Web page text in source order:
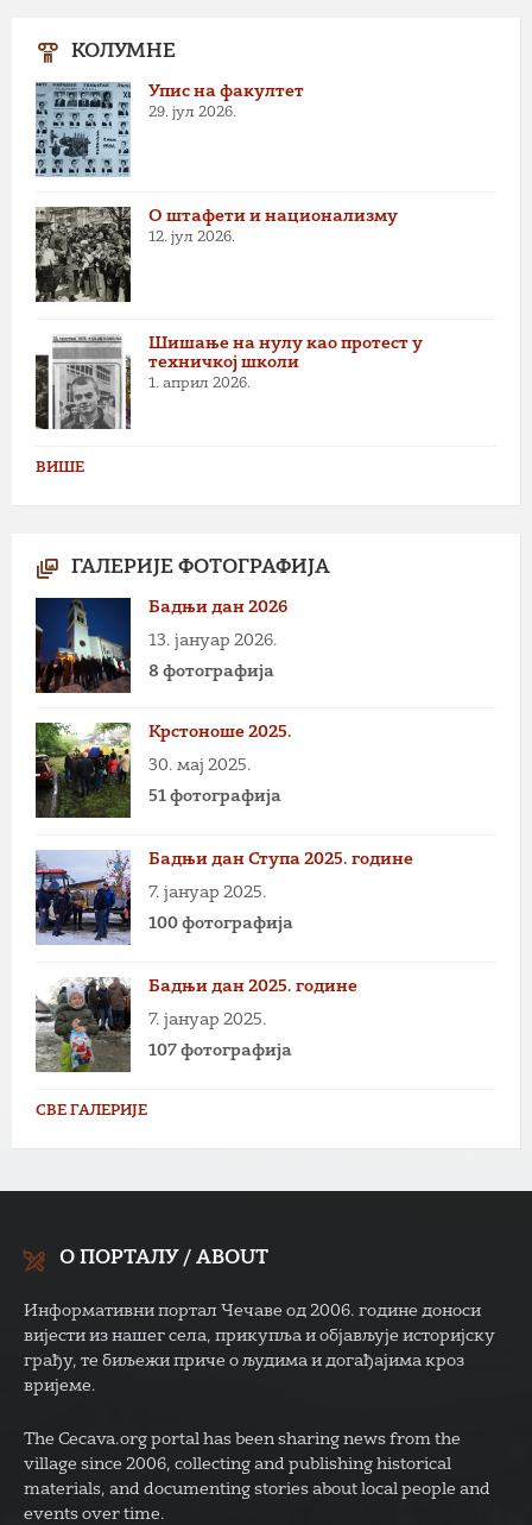
КОЛУМНЕ
Упис на факултет
29. јул 2026.
О штафети и национализму
12. јул 2026.
Шишање на нулу као протест у
техничкој школи
1. април 2026.
ВИШЕ
ГАЛЕРИЈЕ ФОТОГРАФИЈА
Бадњи дан 2026
13. јануар 2026.
8 фотографија
Крстоноше 2025.
30. мај 2025.
51 фотографија
Бадњи дан Ступа 2025. године
7. јануар 2025.
100 фотографија
Бадњи дан 2025. године
7. јануар 2025.
107 фотографија
СВЕ ГАЛЕРИЈЕ
О ПОРТАЛУ / ABOUT
Информативни портал Чечаве од 2006. године доноси
вијести из нашег села, прикупља и објављује историјску
грађу, те биљежи приче о људима и догађајима кроз
вријеме.
The Cecava.org portal has been sharing news from the
village since 2006, collecting and publishing historical
materials, and documenting stories about local people and
events over time.